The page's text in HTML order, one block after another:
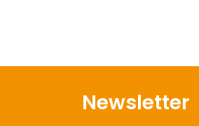
Newsletter